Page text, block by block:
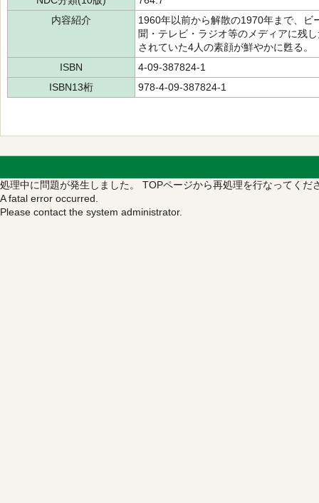
内容紹介
1960年以前から解散の1970年まで、
聞・テレビ・ラジオ等のメディアに残
されていた4人の素顔が鮮やかに甦る。
ISBN
4-09-387824-1
ISBN13桁
978-4-09-387824-1
処理中に問題が発生しました。 TOPページから再処理を行なってくだ
A fatal error occurred.
Please contact the system administrator.